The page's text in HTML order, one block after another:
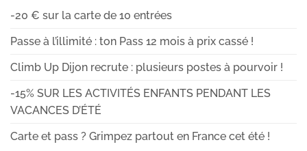
-20 € sur la carte de 10 entrées
Passe à l’illimité : ton Pass 12 mois à prix cassé !
Climb Up Dijon recrute : plusieurs postes à pourvoir !
-15% SUR LES ACTIVITÉS ENFANTS PENDANT LES
VACANCES D’ÉTÉ
Carte et pass ? Grimpez partout en France cet été !